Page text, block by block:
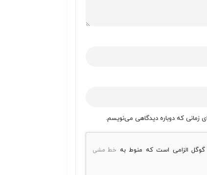
زمانی که دوباره دیدگاهی می‌نویسم.
گوگل الزامی است که منوط به خط مشی